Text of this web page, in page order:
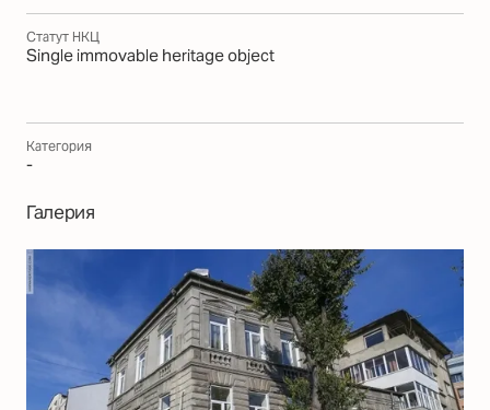
Статут НКЦ
Single immovable heritage object
Категория
-
Галерия